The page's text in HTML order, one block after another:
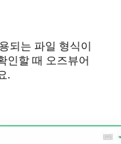
되는 파일 형식이
인할 때 오즈뷰어
.